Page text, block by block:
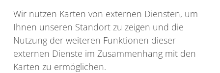
Wir nutzen Karten von externen Diensten, um
Ihnen unseren Standort zu zeigen und die
Nutzung der weiteren Funktionen dieser
externen Dienste im Zusammenhang mit den
Karten zu ermöglichen.